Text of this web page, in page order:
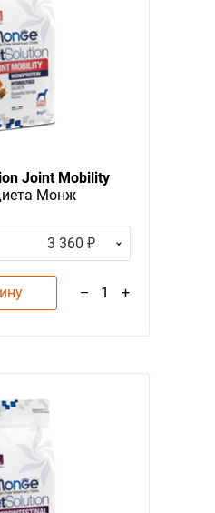
Joint Mobility
Монж
3 360 ₽
– 1 +